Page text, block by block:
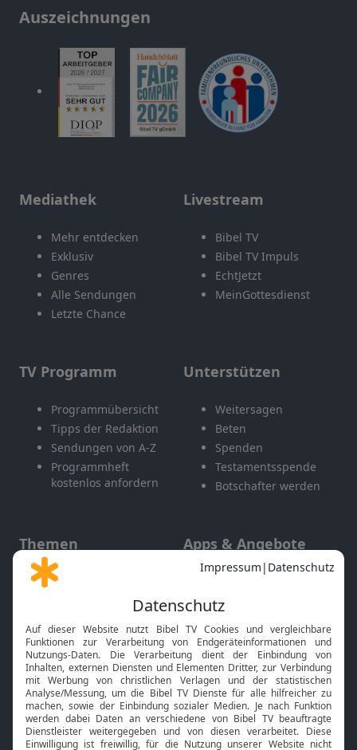
Auszeichnungen
Mediathek
Mehr entdecken
Exklusiv
Genres
Alle Sendungen
Letzte Chance
Livestream
Bibel TV
Bibel TV Impuls
EchtJetzt
MeinGottesdienst
TV Programm
Programmübersicht
Tipps der Redaktion
Sendungen von A-Z
Programmheft
kostenlos anfordern
Unterstützen
Weitersagen
Beten
Spenden
Testamentsspende
Botschafter werden
Themen
Gott und Bibel erklärt
Neuigkeiten
Apps & Angebote
Mobile App
Smart TV
HbbTV
Bibelthek Online-Bibel
Nächster Gottesdienst